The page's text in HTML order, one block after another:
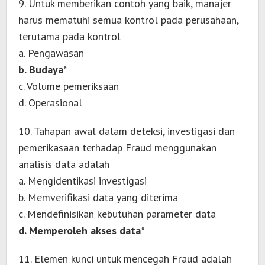
9. Untuk memberikan contoh yang baik, manajer
harus mematuhi semua kontrol pada perusahaan,
terutama pada kontrol
a. Pengawasan
b. Budaya*
c. Volume pemeriksaan
d. Operasional
10. Tahapan awal dalam deteksi, investigasi dan
pemerikasaan terhadap Fraud menggunakan
analisis data adalah
a. Mengidentikasi investigasi
b. Memverifikasi data yang diterima
c. Mendefinisikan kebutuhan parameter data
d. Memperoleh akses data*
11. Elemen kunci untuk mencegah Fraud adalah